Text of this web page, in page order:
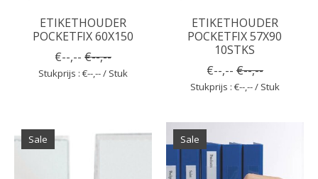
ETIKETHOUDER
POCKETFIX 60X150
€--,-- €--,--
Stukprijs : €--,-- / Stuk
ETIKETHOUDER
POCKETFIX 57X90
10STKS
€--,-- €--,--
Stukprijs : €--,-- / Stuk
Sale Sale